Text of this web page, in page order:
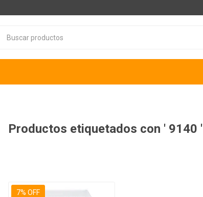
Productos etiquetados con ' 9140 '
7% OFF